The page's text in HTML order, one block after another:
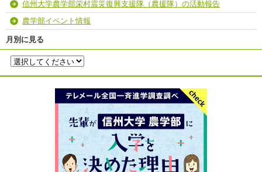
信州大学農学部栄村震災復興支援隊（農援隊）の活動報告
農学部イベント情報
月別に見る